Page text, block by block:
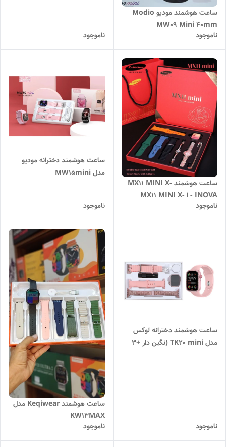
ساعت هوشمند مودیو Modio
MW09 Mini 40mm
ناموجود
ناموجود
ساعت هوشمند MX11 MINI X-
INOVA - ا MX11 MINI X-
INOVA
ناموجود
ساعت هوشمند دخترانه مودیو
مدل MW15mini
ناموجود
ساعت هوشمند دخترانه لوکس
مدل TK20 mini (نگین دار +۳
ناموجود
ساعت هوشمند Keqiwear مدل
KW13MAX
ناموجود